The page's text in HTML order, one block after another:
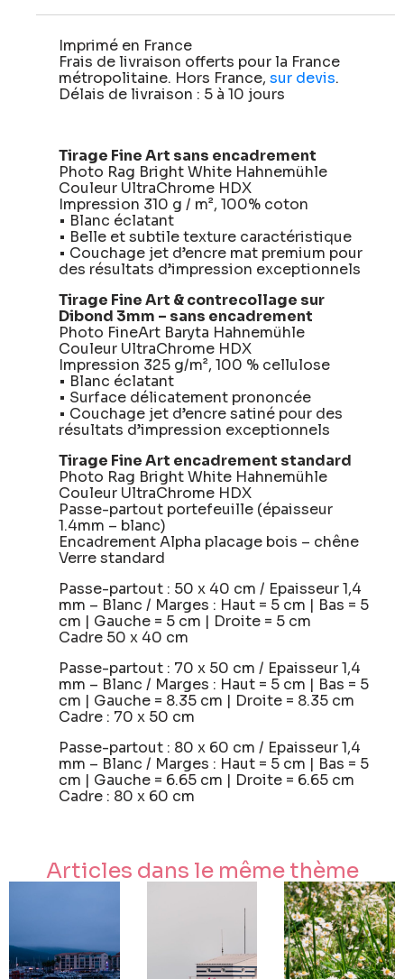
Imprimé en France
Frais de livraison offerts pour la France
métropolitaine. Hors France, sur devis.
Délais de livraison : 5 à 10 jours
Tirage Fine Art sans encadrement
Photo Rag Bright White Hahnemühle
Couleur UltraChrome HDX
Impression 310 g / m², 100% coton
• Blanc éclatant
• Belle et subtile texture caractéristique
• Couchage jet d’encre mat premium pour
des résultats d’impression exceptionnels
Tirage Fine Art & contrecollage sur
Dibond 3mm – sans encadrement
Photo FineArt Baryta Hahnemühle
Couleur UltraChrome HDX
Impression 325 g/m², 100 % cellulose
• Blanc éclatant
• Surface délicatement prononcée
• Couchage jet d’encre satiné pour des
résultats d’impression exceptionnels
Tirage Fine Art encadrement standard
Photo Rag Bright White Hahnemühle
Couleur UltraChrome HDX
Passe-partout portefeuille (épaisseur
1.4mm – blanc)
Encadrement Alpha placage bois – chêne
Verre standard
Passe-partout : 50 x 40 cm / Epaisseur 1,4
mm – Blanc / Marges : Haut = 5 cm | Bas = 5
cm | Gauche = 5 cm | Droite = 5 cm
Cadre 50 x 40 cm
Passe-partout : 70 x 50 cm / Epaisseur 1,4
mm – Blanc / Marges : Haut = 5 cm | Bas = 5
cm | Gauche = 8.35 cm | Droite = 8.35 cm
Cadre : 70 x 50 cm
Passe-partout : 80 x 60 cm / Epaisseur 1,4
mm – Blanc / Marges : Haut = 5 cm | Bas = 5
cm | Gauche = 6.65 cm | Droite = 6.65 cm
Cadre : 80 x 60 cm
Articles dans le même thème